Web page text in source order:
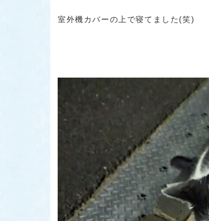
室外機カバーの上で寝てました(笑)